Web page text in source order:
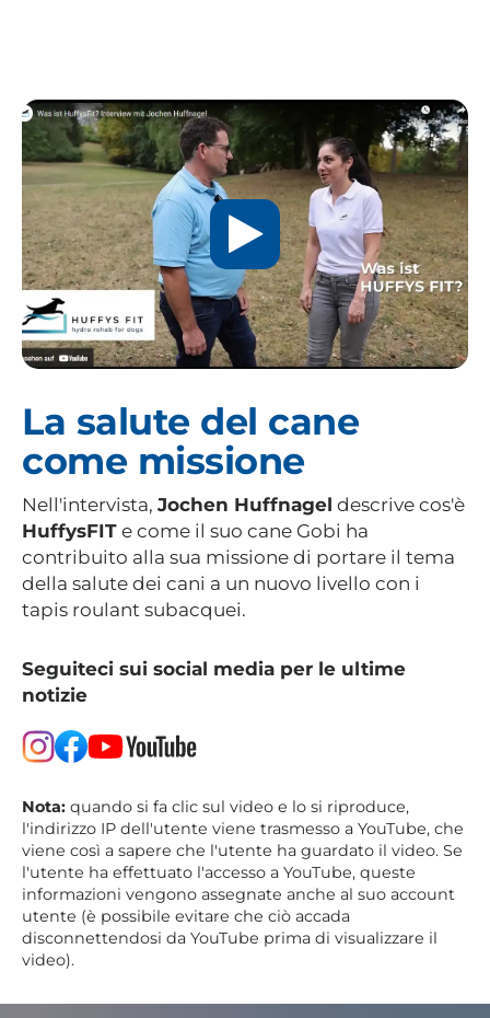
La salute del cane
come missione
Nell'intervista, Jochen Huffnagel descrive cos'è
HuffysFIT e come il suo cane Gobi ha
contribuito alla sua missione di portare il tema
della salute dei cani a un nuovo livello con i
tapis roulant subacquei.
Seguiteci sui social media per le ultime
notizie
Nota: quando si fa clic sul video e lo si riproduce,
l'indirizzo IP dell'utente viene trasmesso a YouTube, che
viene così a sapere che l'utente ha guardato il video. Se
l'utente ha effettuato l'accesso a YouTube, queste
informazioni vengono assegnate anche al suo account
utente (è possibile evitare che ciò accada
disconnettendosi da YouTube prima di visualizzare il
video).